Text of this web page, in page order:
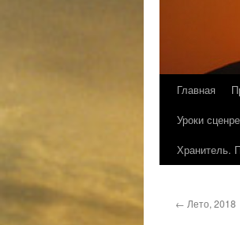
Главная
Уроки
Хранитель.
← Лето, 2018